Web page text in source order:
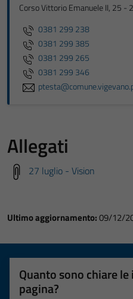
Corso Vittorio Emanuele II, 25 -
0381 299 238
0381 299 385
0381 299 265
0381 299 346
Allegati
27 luglio - Vision
Ultimo aggiornamento:09/12/
Quanto sono chiare
pagina?